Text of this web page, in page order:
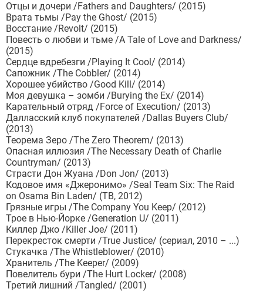
Отцы и дочери /Fathers and Daughters/ (2015)
Врата тьмы /Pay the Ghost/ (2015)
Восстание /Revolt/ (2015)
Повесть о любви и тьме /A Tale of Love and Darkness/
(2015)
Сердце вдребезги /Playing It Cool/ (2014)
Сапожник /The Cobbler/ (2014)
Хорошее убийство /Good Kill/ (2014)
Моя девушка – зомби /Burying the Ex/ (2014)
Карательный отряд /Force of Execution/ (2013)
Далласский клуб покупателей /Dallas Buyers Club/
(2013)
Теорема Зеро /The Zero Theorem/ (2013)
Опасная иллюзия /The Necessary Death of Charlie
Countryman/ (2013)
Страсти Дон Жуана /Don Jon/ (2013)
Кодовое имя «Джеронимо» /Seal Team Six: The Raid
on Osama Bin Laden/ (ТВ, 2012)
Грязные игры /The Company You Keep/ (2012)
Трое в Нью-Йорке /Generation U/ (2011)
Киллер Джо /Killer Joe/ (2011)
Перекресток смерти /True Justice/ (сериал, 2010 – ...)
Стукачка /The Whistleblower/ (2010)
Хранитель /The Keeper/ (2009)
Повелитель бури /The Hurt Locker/ (2008)
Третий лишний /Tangled/ (2001)